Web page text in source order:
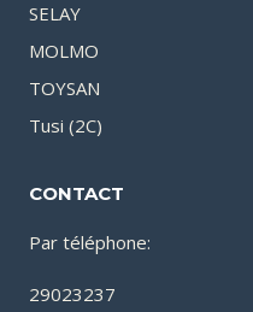
SELAY
MOLMO
TOYSAN
Tusi (2C)
CONTACT
Par téléphone:
29023237